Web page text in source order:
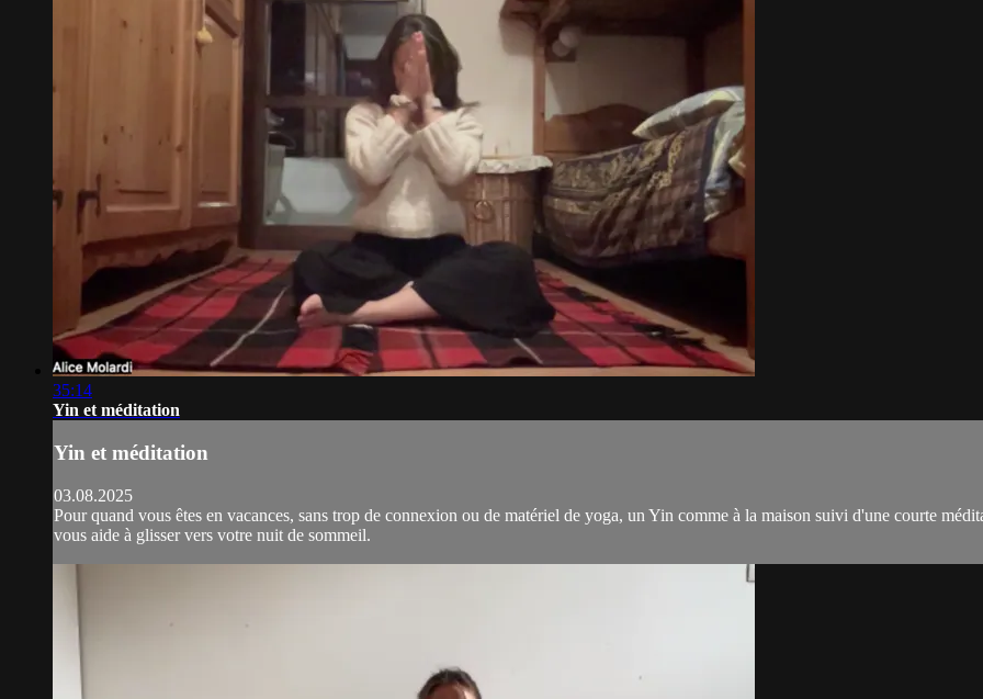
35:14
Yin et méditation
Yin et méditation
03.08.2025
Pour quand vous êtes en vacances, sans trop de connexion ou de matériel de yoga, un Yin comme à la maison suivi d'une courte
vous aide à glisser vers votre nuit de sommeil.